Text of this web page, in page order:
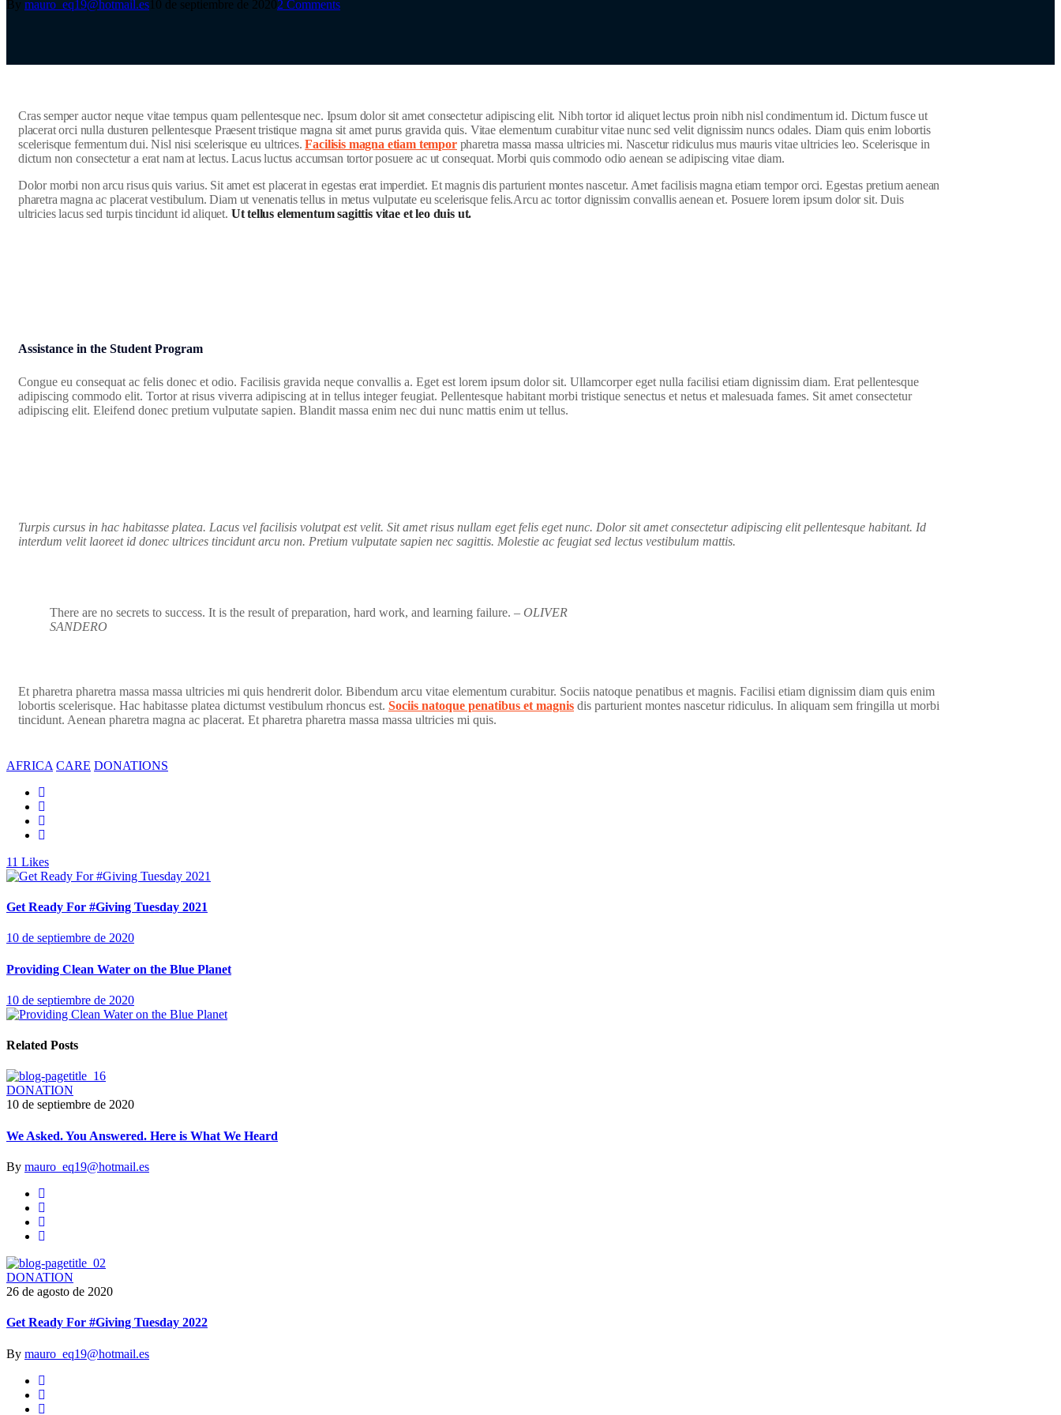
By mauro_eq19@hotmail.es 10 de septiembre de 20202 Comments
Cras semper auctor neque vitae tempus quam pellentesque nec. Ipsum dolor sit amet consectetur adipiscing elit. Nibh tortor id aliquet lectus proin nibh nisl condimentum id. Dictum fusce ut
placerat orci nulla dusturen pellentesque Praesent tristique magna sit amet purus gravida quis. Vitae elementum curabitur vitae nunc sed velit dignissim nuncs odales. Diam quis enim lobortis
scelerisque fermentum dui. Nisl nisi scelerisque eu ultrices.Facilisis magna etiam temporpharetra massa massa ultricies mi. Nascetur ridiculus mus mauris vitae ultricies leo. Scelerisque in
dictum non consectetur a erat nam at lectus. Lacus luctus accumsan tortor posuere ac ut consequat. Morbi quis commodo odio aenean se adipiscing vitae diam.
Dolor morbi non arcu risus quis varius. Sit amet est placerat in egestas erat imperdiet. Et magnis dis parturient montes nascetur. Amet facilisis magna etiam tempor orci. Egestas pretium aenean
pharetra magna ac placerat vestibulum. Diam ut venenatis tellus in metus vulputate eu scelerisque felis.Arcu ac tortor dignissim convallis aenean et. Posuere lorem ipsum dolor sit. Duis
ultricies lacus sed turpis tincidunt id aliquet. Ut tellus elementum sagittis vitae et leo duis ut.
Assistance in the Student Program
Congue eu consequat ac felis donec et odio. Facilisis gravida neque convallis a. Eget est lorem ipsum dolor sit. Ullamcorper eget nulla facilisi etiam dignissim diam. Erat pellentesque
adipiscing commodo elit. Tortor at risus viverra adipiscing at in tellus integer feugiat. Pellentesque habitant morbi tristique senectus et netus et malesuada fames. Sit amet consectetur
adipiscing elit. Eleifend donec pretium vulputate sapien. Blandit massa enim nec dui nunc mattis enim ut tellus.
Turpis cursus in hac habitasse platea. Lacus vel facilisis volutpat est velit. Sit amet risus nullam eget felis eget nunc. Dolor sit amet consectetur adipiscing elit pellentesque habitant. Id
interdum velit laoreet id donec ultrices tincidunt arcu non. Pretium vulputate sapien nec sagittis. Molestie ac feugiat sed lectus vestibulum mattis.
There are no secrets to success. It is the result of preparation, hard work, and learning failure. – OLIVER
SANDERO
Et pharetra pharetra massa massa ultricies mi quis hendrerit dolor. Bibendum arcu vitae elementum curabitur. Sociis natoque penatibus et magnis. Facilisi etiam dignissim diam quis enim
lobortis scelerisque. Hac habitasse platea dictumst vestibulum rhoncus est. Sociis natoque penatibus et magnis dis parturient montes nascetur ridiculus. In aliquam sem fringilla ut morbi
tincidunt. Aenean pharetra magna ac placerat. Et pharetra pharetra massa massa ultricies mi quis.
AFRICA CARE DONATIONS
11 Likes
Get Ready For #Giving Tuesday 2021
10 de septiembre de 2020
Providing Clean Water on the Blue Planet
10 de septiembre de 2020
Related Posts
DONATION
10 de septiembre de 2020
We Asked. You Answered. Here is What We Heard
By mauro_eq19@hotmail.es
DONATION
26 de agosto de 2020
Get Ready For #Giving Tuesday 2022
By mauro_eq19@hotmail.es